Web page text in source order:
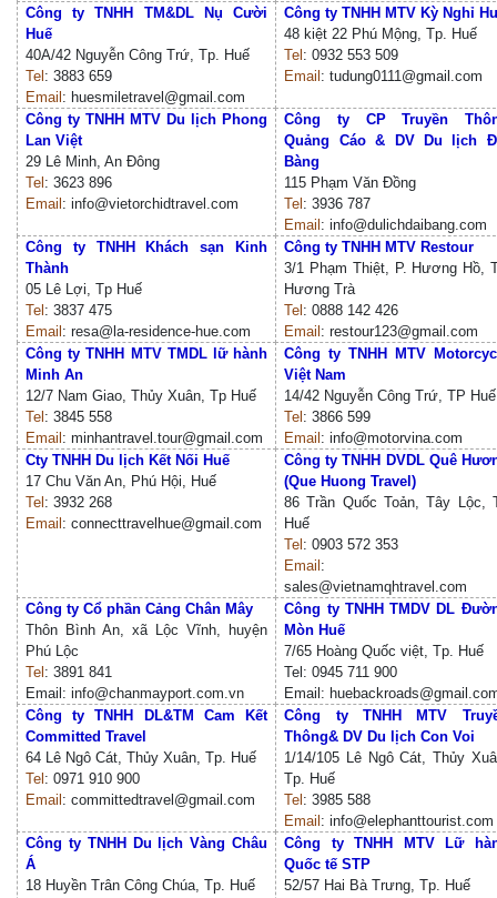
Công ty TNHH TM&DL Nụ Cười
Huế
40A/42 Nguyễn Công Trứ, Tp. Huế
Tel : 3883 659
Email : huesmiletravel@gmail.com
Công ty TNHH MTV Kỳ Nghỉ
48 kiệt 22 Phú Mộng, Tp. Huế
Tel : 0932 553 509
Email : tudung0111@gmail.com
Công ty TNHH MTV Du lịch Phong
Lan Việt
29 Lê Minh, An Đông
Tel : 3623 896
Email : info@vietorchidtravel.com
Công ty CP Truyền
Quảng Cáo & DV Du lịch
Bàng
115 Phạm Văn Đồng
Tel : 3936 787
Email : info@dulichdaibang.com
Công ty TNHH Khách sạn Kinh
Thành
05 Lê Lợi, Tp Huế
Tel : 3837 475
Email : resa@la-residence-hue.com
Công ty TNHH MTV Restour
3/1 Phạm Thiệt, P. Hương Hồ,
Hương Trà
Tel : 0888 142 426
Email : restour123@gmail.com
Công ty TNHH MTV TMDL lữ hành
Minh An
12/7 Nam Giao, Thủy Xuân, Tp Huế
Tel : 3845 558
Email : minhantravel.tour@gmail.com
Công ty TNHH MTV
Việt Nam
14/42 Nguyễn Công Trứ, TP Huế
Tel : 3866 599
Email : info@motorvina.com
Cty TNHH Du lịch Kết Nối Huế
17 Chu Văn An, Phú Hội, Huế
Tel : 3932 268
Email : connecttravelhue@gmail.com
Công ty TNHH DVDL Quê
(Que Huong Travel)
86 Trần Quốc Toản, Tây Lộc,
Huế
Tel : 0903 572 353
Email :
sales@vietnamqhtravel.com
Công ty Cổ phần Cảng Chân Mây
Thôn Bình An, xã Lộc Vĩnh, huyện
Phú Lộc
Tel : 3891 841
Email: info@chanmayport.com.vn
Công ty TNHH TMDV DL
Mòn Huế
7/65 Hoàng Quốc việt, Tp. Huế
Tel: 0945 711 900
Email:
Công ty TNHH DL&TM Cam Kết
Committed Travel
64 Lê Ngô Cát, Thủy Xuân, Tp. Huế
Tel : 0971 910 900
Email : committedtravel@gmail.com
Công ty TNHH MTV
Thông& DV Du lịch Con Voi
1/14/105 Lê Ngô Cát, Thủy
Tp. Huế
Tel : 3985 588
Email : info@elephanttourist.com
Công ty TNHH Du lịch Vàng Châu
Á
18 Huyền Trân Công Chúa, Tp. Huế
Công ty TNHH MTV Lữ
Quốc tế STP
52/57 Hai Bà Trưng, Tp. Huế